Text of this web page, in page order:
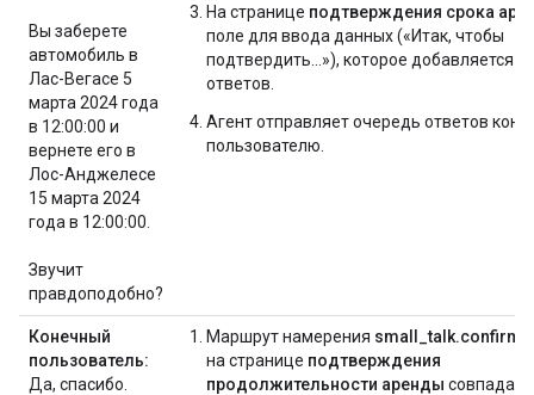
Вы заберете
автомобиль в
Лас-Вегасе 5
марта 2024 года
в 12:00:00 и
вернете его в
Лос-Анджелесе
15 марта 2024
года в 12:00:00.
Звучит
правдоподобно?
На странице подтверждения срока
поле для ввода данных («Итак, чтобы
подтвердить...»), которое добавляется в
ответов.
Агент отправляет очередь ответов
пользователю.
Конечный
пользователь:
Да, спасибо.
Маршрут намерения
на странице подтверждения
продолжительности аренды